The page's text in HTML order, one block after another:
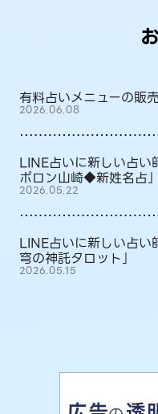
有料占いメニューの販
2026.06.08
LINE占いに新しい占い
ポロン山崎◆新姓名占」
2026.05.22
LINE占いに新しい占
穹の神託タロット」
2026.05.15